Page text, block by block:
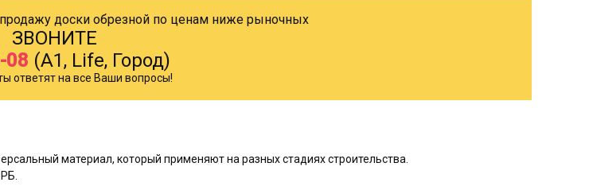
доски обрезной по ценам ниже рыночных
ЗВОНИТЕ
08 (A1, Life, Город)
ответят на все Ваши вопросы!
материал, который применяют на разных стадиях строительства.